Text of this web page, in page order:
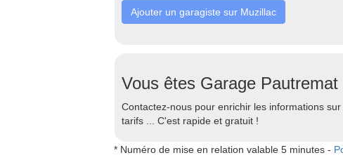
Ajouter un garagiste sur Muzillac
Vous êtes Garage Pautremat
Contactez-nous pour enrichir les informations
tarifs ... C'est rapide et gratuit !
* Numéro de mise en relation valable 5 minutes -